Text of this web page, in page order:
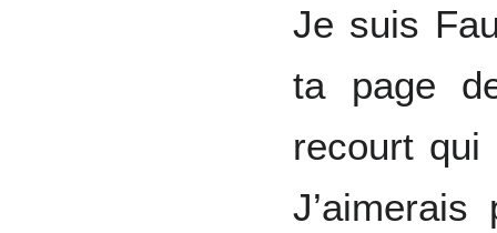
Je suis
ta page
recourt qui